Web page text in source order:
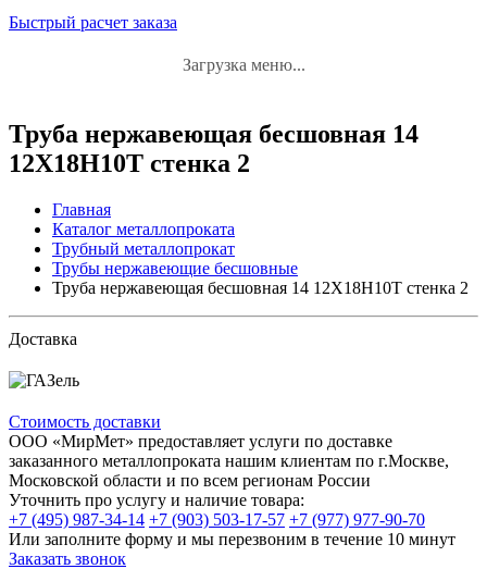
Быстрый расчет заказа
Загрузка меню...
Труба нержавеющая бесшовная 14
12Х18Н10Т стенка 2
Главная
Каталог металлопроката
Трубный металлопрокат
Трубы нержавеющие бесшовные
Труба нержавеющая бесшовная 14 12Х18Н10Т стенка 2
Доставка
Стоимость доставки
ООО «МирМет» предоставляет услуги по доставке
заказанного металлопроката нашим клиентам по г.Москве,
Московской области и по всем регионам России
Уточнить про услугу и наличие товара:
+7 (495) 987-34-14 +7 (903) 503-17-57 +7 (977) 977-90-70
Или заполните форму и мы перезвоним в течение 10 минут
Заказать звонок